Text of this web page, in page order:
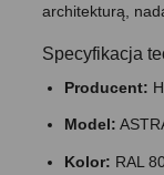
architekturą,
Specyfikacja
Producent:
Model:
Kolor: RAL